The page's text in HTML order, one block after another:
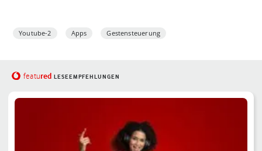
Youtube-2 Apps Gestensteuerung
featured LESEEMPFEHLUNGEN